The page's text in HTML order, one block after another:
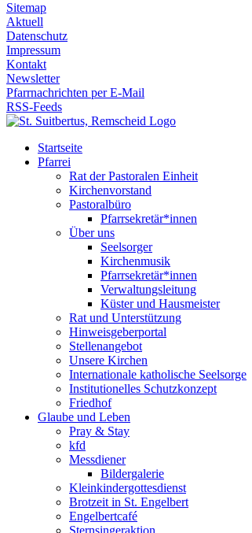
Sitemap
Aktuell
Datenschutz
Impressum
Kontakt
Newsletter
Pfarrnachrichten per E-Mail
RSS-Feeds
Startseite
Pfarrei
Rat der Pastoralen Einheit
Kirchenvorstand
Pastoralbüro
Pfarrsekretär*innen
Über uns
Seelsorger
Kirchenmusik
Pfarrsekretär*innen
Verwaltungsleitung
Küster und Hausmeister
Rat und Unterstützung
Hinweisgeberportal
Stellenangebot
Unsere Kirchen
Internationale katholische Seelsorge
Institutionelles Schutzkonzept
Friedhof
Glaube und Leben
Pray & Stay
kfd
Messdiener
Bildergalerie
Kleinkindergottesdienst
Brotzeit in St. Engelbert
Engelbertcafé
Sternsingeraktion